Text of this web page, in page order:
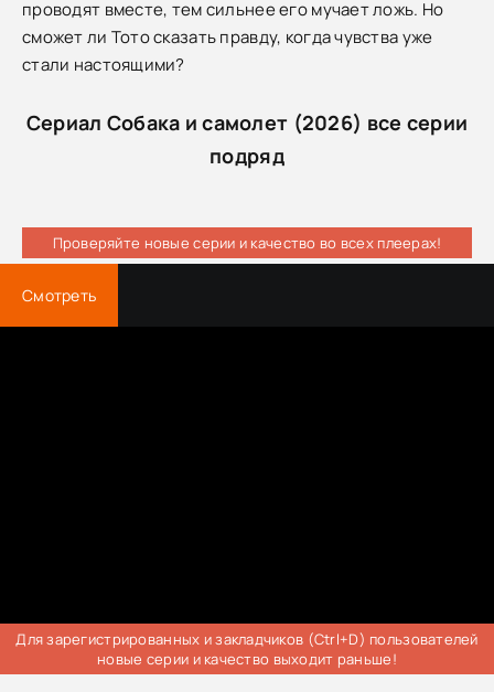
проводят вместе, тем сильнее его мучает ложь. Но
сможет ли Тото сказать правду, когда чувства уже
стали настоящими?
Сериал Собака и самолет (2026) все серии
подряд
Проверяйте новые серии и качество во всех плеерах!
Смотреть
Для зарегистрированных и закладчиков (Ctrl+D) пользователей
новые серии и качество выходит раньше!